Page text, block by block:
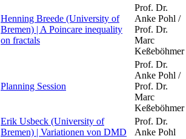
Henning Breede (University of
Bremen) | A Poincare inequality
on fractals
Prof. Dr.
Anke Pohl /
Prof. Dr.
Marc
Keßeböhmer
Planning Session
Prof. Dr.
Anke Pohl /
Prof. Dr.
Marc
Keßeböhmer
Erik Usbeck (University of
Bremen) | Variationen von DMD
Prof. Dr.
Anke Pohl